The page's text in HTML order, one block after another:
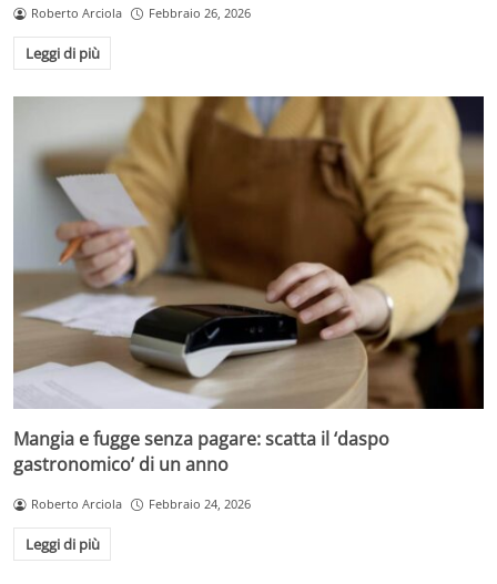
Roberto Arciola Febbraio 26, 2026
Leggi di più
Mangia e fugge senza pagare: scatta il ‘daspo
gastronomico’ di un anno
Roberto Arciola Febbraio 24, 2026
Leggi di più